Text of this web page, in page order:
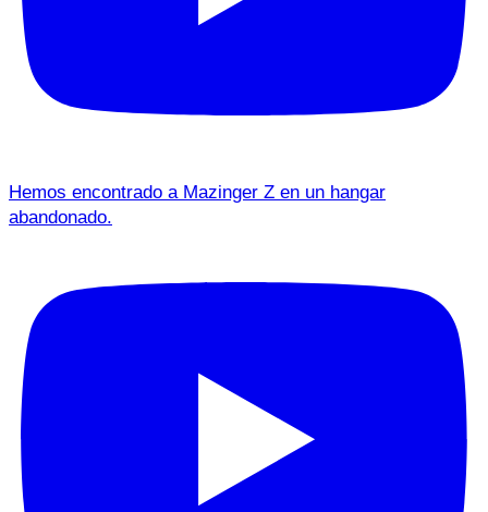
Hemos encontrado a Mazinger Z en un hangar
abandonado.